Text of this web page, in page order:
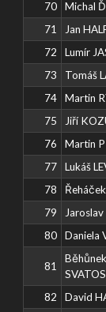
70 Michal
71
Jan
72
Lumír
73
Tomáš
74
Martin
75
Jiří
76
Martin
77
Lukáš
78
79
80
Daniela
81
Běhůnek
82 David